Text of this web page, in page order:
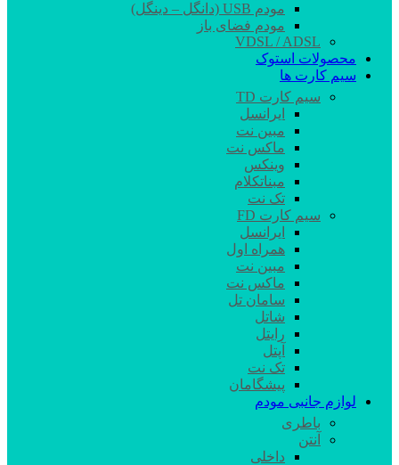
مودم USB (دانگل – دینگل)
مودم فضای باز
VDSL / ADSL
محصولات استوک
سیم کارت ها
سیم کارت TD
ایرانسل
مبین نت
ماکس نت
وینکس
مبناتکلام
تک نت
سیم کارت FD
ایرانسل
همراه اول
مبین نت
ماکس نت
سامان تل
شاتل
رایتل
آپتل
تک نت
پیشگامان
لوازم جانبی مودم
باطری
آنتن
داخلی